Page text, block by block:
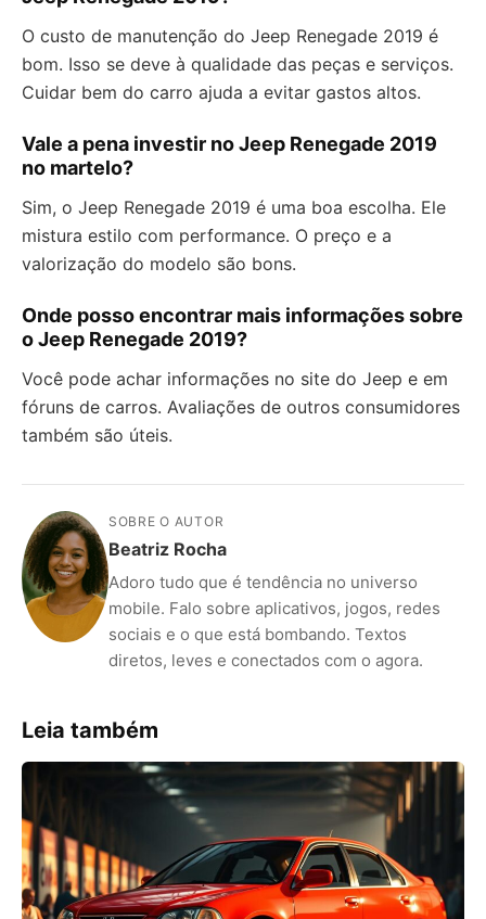
O custo de manutenção do Jeep Renegade 2019 é
bom. Isso se deve à qualidade das peças e serviços.
Cuidar bem do carro ajuda a evitar gastos altos.
Vale a pena investir no Jeep Renegade 2019
no martelo?
Sim, o Jeep Renegade 2019 é uma boa escolha. Ele
mistura estilo com performance. O preço e a
valorização do modelo são bons.
Onde posso encontrar mais informações sobre
o Jeep Renegade 2019?
Você pode achar informações no site do Jeep e em
fóruns de carros. Avaliações de outros consumidores
também são úteis.
SOBRE O AUTOR
Beatriz Rocha
Adoro tudo que é tendência no universo
mobile. Falo sobre aplicativos, jogos, redes
sociais e o que está bombando. Textos
diretos, leves e conectados com o agora.
Leia também